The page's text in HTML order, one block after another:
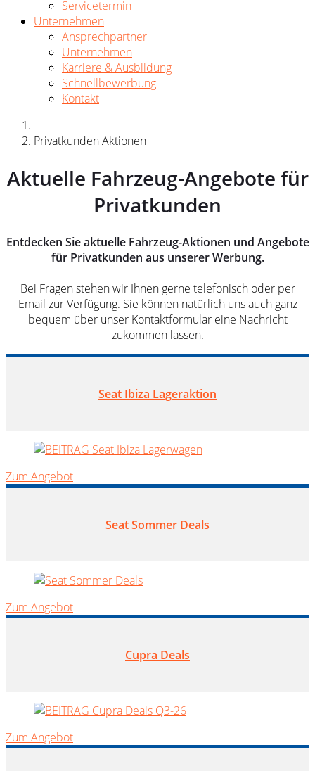
Servicetermin
Unternehmen
Ansprechpartner
Unternehmen
Karriere & Ausbildung
Schnellbewerbung
Kontakt
Privatkunden Aktionen
Aktuelle Fahrzeug-Angebote für
Privatkunden
Entdecken Sie aktuelle Fahrzeug-Aktionen und Angebote
für Privatkunden aus unserer Werbung.
Bei Fragen stehen wir Ihnen gerne telefonisch oder per
Email zur Verfügung. Sie können natürlich uns auch ganz
bequem über unser Kontaktformular eine Nachricht
zukommen lassen.
Seat Ibiza Lageraktion
Zum Angebot
Seat Sommer Deals
Zum Angebot
Cupra Deals
Zum Angebot